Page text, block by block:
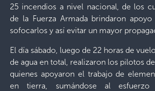
25 incendios a nivel nacional, de los
de la Fuerza Armada brindaron
sofocarlos y así evitar un mayor
El día sábado, luego de 22 horas de
de agua en total, realizaron los pilotos
quienes apoyaron el trabajo de
en tierra, sumándose al